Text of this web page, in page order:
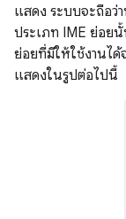
แสดง ระบบจะถือว่
ประเภท IME ย่อยนั้
ย่อยที่มีให้ใช้งานไ
แสดงในรูปต่อไปนี้